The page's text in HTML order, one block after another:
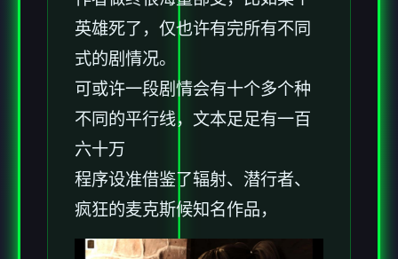
英雄死了，仅也许有完所有不同
式的剧情况。
可或许一段剧情会有十个多个种
不同的平行线，文本足足有一百
六十万
程序设准借鉴了辐射、潜行者、
疯狂的麦克斯候知名作品，